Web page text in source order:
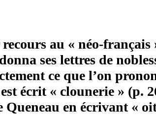
au « néo-français
ses lettres de
ce que l’on
écrit « clounerie » (p.
en écrivant «